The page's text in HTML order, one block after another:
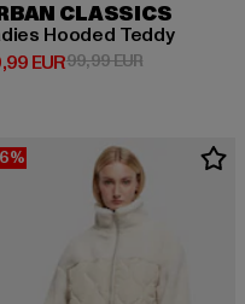
EUR
CLASSICS
Hooded Teddy
EURPreis: 60,99 EUR
99,99 EURAktionspreis: